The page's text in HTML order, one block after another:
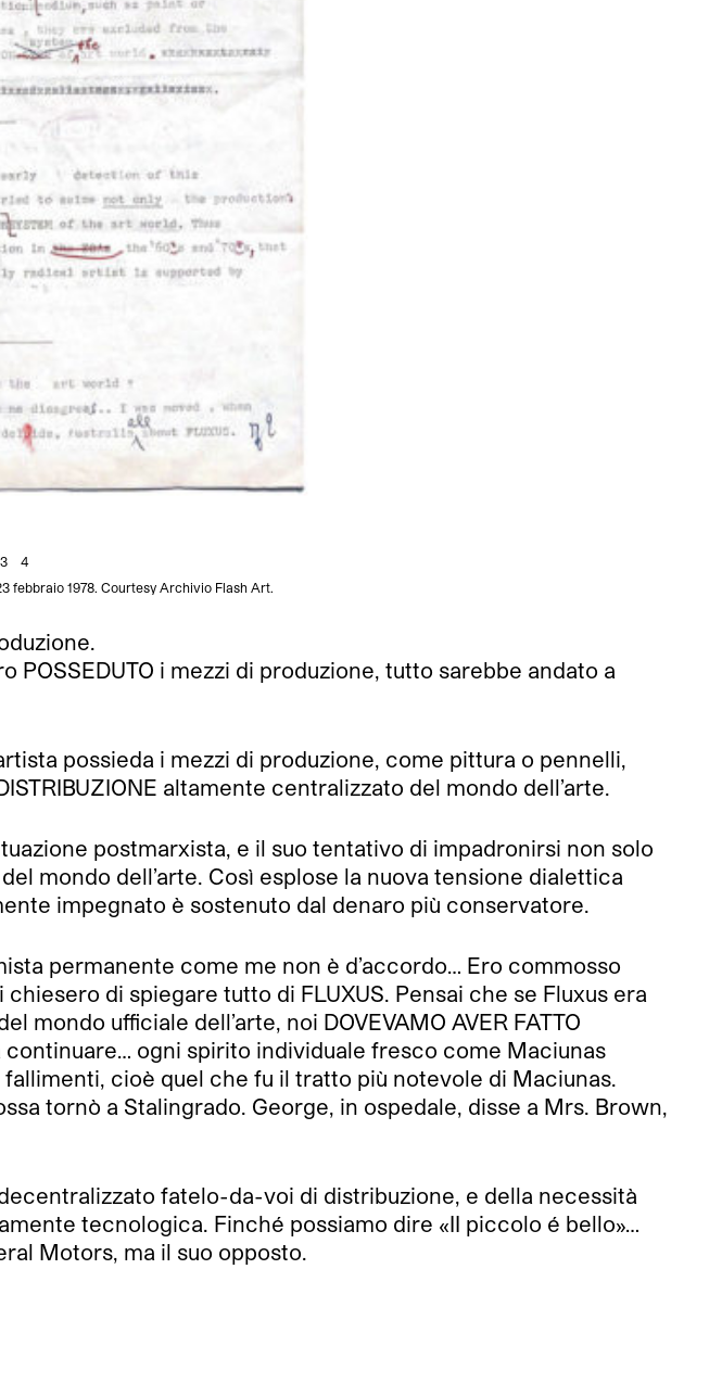
3
4
febbraio 1978. Courtesy Archivio Flash Art.
i mezzi di produzione, tutto sarebbe andato a
possieda i mezzi di produzione, come pittura o pennelli,
altamente centralizzato del mondo dell’arte.
postmarxista, e il suo tentativo di impadronirsi non solo
mondo dell’arte. Così esplose la nuova tensione dialettica
impegnato è sostenuto dal denaro più conservatore.
permanente come me non è d’accordo… Ero commosso
di spiegare tutto di FLUXUS. Pensai che se Fluxus era
ufficiale dell’arte, noi DOVEVAMO AVER FATTO
ogni spirito individuale fresco come Maciunas
cioè quel che fu il tratto più notevole di Maciunas.
tornò a Stalingrado. George, in ospedale, disse a Mrs. Brown,
fatelo-da-voi di distribuzione, e della necessità
tecnologica. Finché possiamo dire «II piccolo é bello»…
Motors, ma il suo opposto.